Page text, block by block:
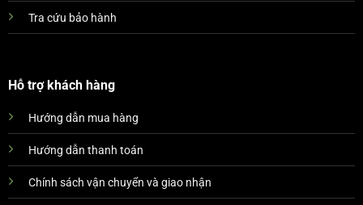
Tra cứu bảo hành
Hỗ trợ khách hàng
Hướng dẫn mua hàng
Hướng dẫn thanh toán
Chính sách vận chuyển và giao nhận